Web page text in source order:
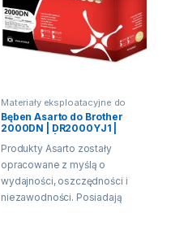
Materiały eksploatacyjne do
drukarek laserowych
Bęben Asarto do Brother
2000DN | DR2000YJ1 |
Produkty Asarto zostały
opracowane z myślą o
wydajności, oszczędności i
niezawodności. Posiadają